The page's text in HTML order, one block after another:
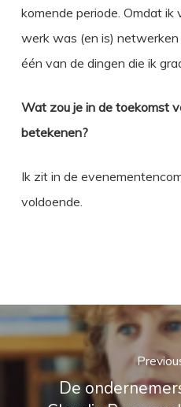
komende periode. Omdat
werk was (en is)
één van de dingen die ik
Wat zou je in de toekomst
betekenen?
Ik zit in de
voldoende.
De